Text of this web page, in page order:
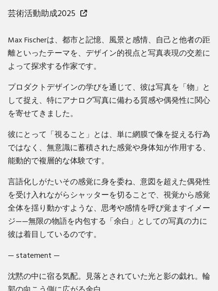
芸術活動助成2025
Max Fischerは、都市と記憶、風景と感情、自己と他者の距
離といったテーマを、デザイン的視点と写真表現の交差に
よって探求する作家です。
プロダクトデザインの学びを通じて、彼は写真を「物」と
して捉え、特にアナログ写真に備わる質感や偶発性に関心
を寄せてきました。
彼にとって「視ること」とは、単に網膜で像を捉える行為
ではなく、無意識に蓄積された感覚や身体知が作用する、
能動的で複層的な体験です。
言語化しがたいその感覚に身を委ね、意図を超えた偶発性
を受け入れながらシャッターを切ることで、視覚から感覚
全体を揺り動かすような、思考や感情を呼び覚ますイメー
ジ——無限の物語を内包する「余白」としての写真の力に
彼は着目しているのです。
— statement —
沈黙の中に宿る気配。見落とされていた光と影の戯れ。輪